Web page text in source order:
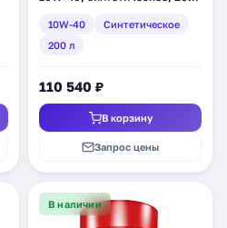
10W-40
Синтетическое
200 л
110 540 ₽
В корзину
Запрос цены
В наличии